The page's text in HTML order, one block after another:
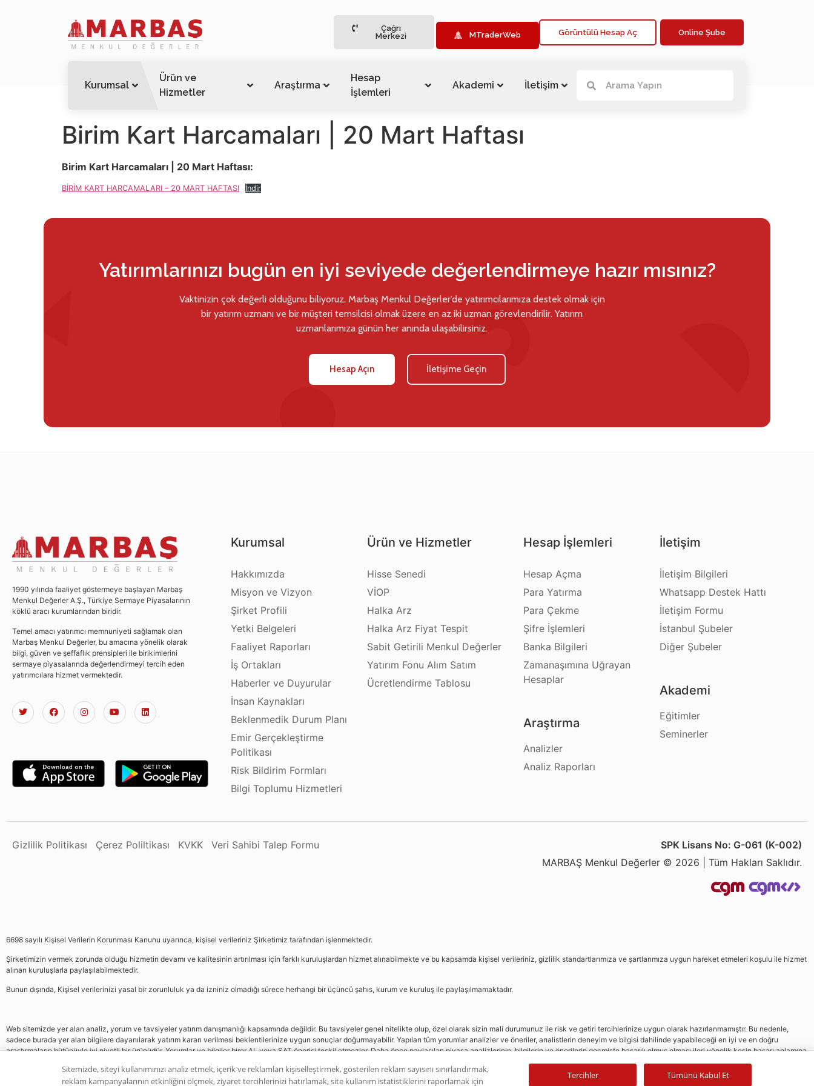
Çağrı
Merkezi
MTraderWeb Görüntülü Hesap Aç Online Şube
Kurumsal
Ürün ve
Hizmetler
Araştırma
Hesap
İşlemleri
Akademi İletişim
Birim Kart Harcamaları | 20 Mart Haftası
Birim Kart Harcamaları | 20 Mart Haftası:
BİRİM KART HARCAMALARI – 20 MART HAFTASI İndir
Yatırımlarınızı bugün en iyi seviyede değerlendirmeye hazır mısınız?
Vaktinizin çok değerli olduğunu biliyoruz. Marbaş Menkul Değerler’de yatırımcılarımıza destek olmak için
bir yatırım uzmanı ve bir müşteri temsilcisi olmak üzere en az iki uzman görevlendirilir. Yatırım
uzmanlarımıza günün her anında ulaşabilirsiniz.
Hesap Açın İletişime Geçin
1990 yılında faaliyet göstermeye başlayan Marbaş
Menkul Değerler A.Ş., Türkiye Sermaye Piyasalarının
köklü aracı kurumlarından biridir.
Temel amacı yatırımcı memnuniyeti sağlamak olan
Marbaş Menkul Değerler, bu amacına yönelik olarak
bilgi, güven ve şeffaflık prensipleri ile birikimlerini
sermaye piyasalarında değerlendirmeyi tercih eden
yatırımcılara hizmet vermektedir.
Kurumsal
Hakkımızda
Misyon ve Vizyon
Şirket Profili
Yetki Belgeleri
Faaliyet Raporları
İş Ortakları
Haberler ve Duyurular
İnsan Kaynakları
Beklenmedik Durum Planı
Emir Gerçekleştirme
Politikası
Risk Bildirim Formları
Bilgi Toplumu Hizmetleri
Ürün ve Hizmetler
Hisse Senedi
VİOP
Halka Arz
Halka Arz Fiyat Tespit
Sabit Getirili Menkul Değerler
Yatırım Fonu Alım Satım
Ücretlendirme Tablosu
Hesap İşlemleri
Hesap Açma
Para Yatırma
Para Çekme
Şifre İşlemleri
Banka Bilgileri
Zamanaşımına Uğrayan
Hesaplar
Araştırma
Analizler
Analiz Raporları
İletişim
İletişim Bilgileri
Whatsapp Destek Hattı
İletişim Formu
İstanbul Şubeler
Diğer Şubeler
Akademi
Eğitimler
Seminerler
Gizlilik Politikası Çerez Poliltikası KVKK Veri Sahibi Talep Formu
SPK Lisans No: G-061 (K-002)
MARBAŞ Menkul Değerler © 2026 | Tüm Hakları Saklıdır.
6698 sayılı Kişisel Verilerin Korunması Kanunu uyarınca, kişisel verileriniz Şirketimiz tarafından işlenmektedir.
Şirketimizin vermek zorunda olduğu hizmetin devamı ve kalitesinin artırılması için farklı kuruluşlardan hizmet alınabilmekte ve bu kapsamda kişisel verileriniz, gizlilik standartlarımıza ve şartlarımıza uygun hareket etmeleri koşulu ile hizmet
alınan kuruluşlarla paylaşılabilmektedir.
Bunun dışında, Kişisel verilerinizi yasal bir zorunluluk ya da izniniz olmadığı sürece herhangi bir üçüncü şahıs, kurum ve kuruluş ile paylaşılmamaktadır.
Web sitemizde yer alan analiz, yorum ve tavsiyeler yatırım danışmanlığı kapsamında değildir. Bu tavsiyeler genel nitelikte olup, özel olarak sizin mali durumunuz ile risk ve getiri tercihlerinize uygun olarak hazırlanmamıştır. Bu nedenle,
sadece burada yer alan bilgilere dayanılarak yatırım kararı verilmesi beklentilerinize uygun sonuçlar doğurmayabilir. Yapılan tüm yorumlar analizler ve öneriler, analistlerin deneyim ve bilgisi dahilinde yapabileceği en iyi ve en doğru
araştırmaların bütünüyle iyi niyetli bir ürünüdür. Yorumlar ve bilgiler birer AL veya SAT önerisi teşkil etmezler. Daha önce paylaşılan piyasa analizlerinin, bilgilerin ve önerilerin geçmişte başarılı olmuş olması ileri yönelik kesin başarı anlamına
Sitemizde, siteyi kullanımınızı analiz etmek, içerik ve reklamları kişiselleştirmek, gösterilen reklam sayısını sınırlandırmak,
reklam kampanyalarının etkinliğini ölçmek, ziyaret tercihlerinizi hatırlamak, site kullanım istatistiklerini raporlamak için
Tercihler Tümünü Kabul Et